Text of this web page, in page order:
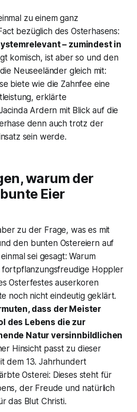
zu einem ganz
bezüglich des Osterhasens:
– zumindest in
komisch, ist aber so und den
Neuseeländer gleich mit:
biete wie die Zahnfee eine
erklärte
Ardern mit Blick auf die
denn auch trotz der
sein werde.
warum der
Eier
zu der Frage, was es mit
den bunten Ostereiern auf
sei gesagt: Warum
Hoppler
Osterfestes auserkoren
noch nicht eindeutig geklärt.
dass der Meister
des Lebens die zur
Natur versinnbildlichen
Hinsicht passt zu dieser
dem 13. Jahrhundert
Osterei: Dieses steht für
der Freude und natürlich
das Blut Christi.